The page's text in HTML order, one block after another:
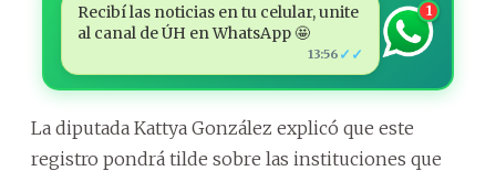
Recibí las noticias en tu celular, unite
al canal de ÚH en WhatsApp 🤩
13:56 ✓✓
1
La diputada Kattya González explicó que este
registro pondrá tilde sobre las instituciones que